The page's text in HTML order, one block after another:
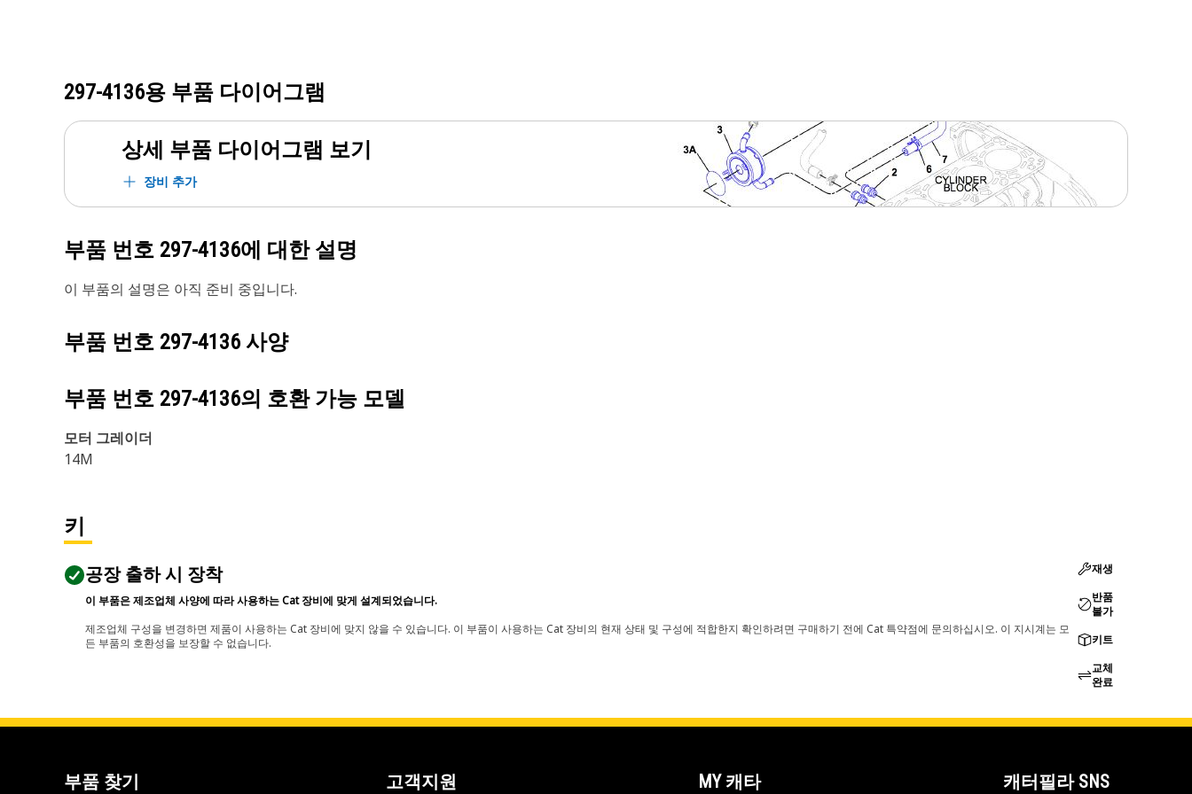
297-4136용 부품 다이어그램
상세 부품 다이어그램 보기
장비 추가
부품 번호 297-4136에 대한 설명
이 부품의 설명은 아직 준비 중입니다.
부품 번호 297-4136 사양
부품 번호 297-4136의 호환 가능 모델
모터 그레이더
14M
키
공장 출하 시 장착
이 부품은 제조업체 사양에 따라 사용하는 Cat 장비에 맞게 설계되었습니다.
제조업체 구성을 변경하면 제품이 사용하는 Cat 장비에 맞지 않을 수 있습니다. 이 부품이 사용하는 Cat 장비의 현재 상태 및 구성에 적합한지 확인하려면 구매하기 전에 Cat 특약점에 문의하십시오. 이 지시계는 모
든 부품의 호환성을 보장할 수 없습니다.
재생
반품
불가
키트
교체
완료
부품 찾기 고객지원 MY 캐타 캐터필라 SNS